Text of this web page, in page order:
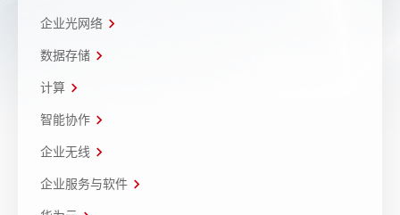
企业光网络
数据存储
计算
智能协作
企业无线
企业服务与软件